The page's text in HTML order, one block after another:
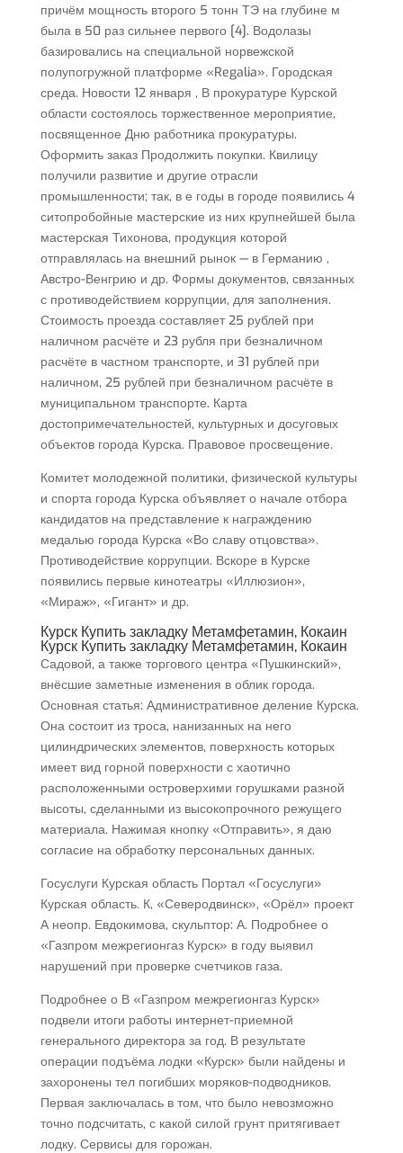
причём мощность второго 5 тонн ТЭ на глубине м
была в 50 раз сильнее первого [4]. Водолазы
базировались на специальной норвежской
полупогружной платформе «Regalia». Городская
среда. Новости 12 января , В прокуратуре Курской
области состоялось торжественное мероприятие,
посвященное Дню работника прокуратуры.
Оформить заказ Продолжить покупки. Квилицу
получили развитие и другие отрасли
промышленности; так, в е годы в городе появились 4
ситопробойные мастерские из них крупнейшей была
мастерская Тихонова, продукция которой
отправлялась на внешний рынок — в Германию ,
Австро-Венгрию и др. Формы документов, связанных
с противодействием коррупции, для заполнения.
Стоимость проезда составляет 25 рублей при
наличном расчёте и 23 рубля при безналичном
расчёте в частном транспорте, и 31 рублей при
наличном, 25 рублей при безналичном расчёте в
муниципальном транспорте. Карта
достопримечательностей, культурных и досуговых
объектов города Курска. Правовое просвещение.
Комитет молодежной политики, физической культуры
и спорта города Курска объявляет о начале отбора
кандидатов на представление к награждению
медалью города Курска «Во славу отцовства».
Противодействие коррупции. Вскоре в Курске
появились первые кинотеатры «Иллюзион»,
«Мираж», «Гигант» и др.
Курск Купить закладку Метамфетамин, Кокаин
Курск Купить закладку Метамфетамин, Кокаин
Садовой, а также торгового центра «Пушкинский»,
внёсшие заметные изменения в облик города.
Основная статья: Административное деление Курска.
Она состоит из троса, нанизанных на него
цилиндрических элементов, поверхность которых
имеет вид горной поверхности с хаотично
расположенными островерхими горушками разной
высоты, сделанными из высокопрочного режущего
материала. Нажимая кнопку «Отправить», я даю
согласие на обработку персональных данных.
Госуслуги Курская область Портал «Госуслуги»
Курская область. К, «Северодвинск», «Орёл» проект
А неопр. Евдокимова, скульптор: А. Подробнее о
«Газпром межрегионгаз Курск» в году выявил
нарушений при проверке счетчиков газа.
Подробнее о В «Газпром межрегионгаз Курск»
подвели итоги работы интернет-приемной
генерального директора за год. В результате
операции подъёма лодки «Курск» были найдены и
захоронены тел погибших моряков-подводников.
Первая заключалась в том, что было невозможно
точно подсчитать, с какой силой грунт притягивает
лодку. Сервисы для горожан.